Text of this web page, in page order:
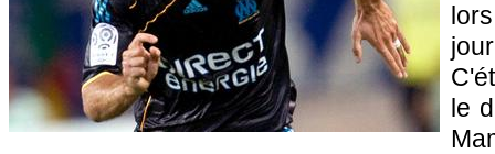
le